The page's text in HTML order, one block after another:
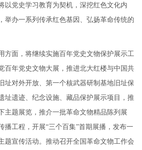
以党史学习教育为契机，深挖红色文化内
举办一系列传承红色基因、弘扬革命传统的
方面，将继续实施百年党史文物保护展示工
百年党史文物大展，推进北大红楼与中国共
址对外开放、第一个核武器研制基地旧址保
址遗迹、纪念设施、藏品保护展示项目，推
主题展览，推介一批革命文物精品陈列展
播工程，开展“三个百集”首期展播，发布一
题宣传活动。推动召开全国革命文物工作会